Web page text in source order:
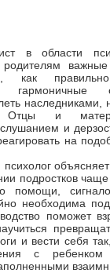
в области
как
гармоничные
наследниками,
Отцы и
и
на
подростков чаще
о помощи,
необходима
поможет
и вести себя
с ребенком